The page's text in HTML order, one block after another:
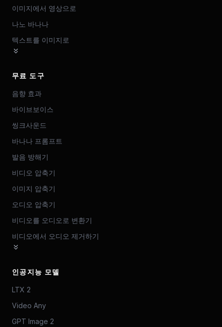
이미지에서 영상으로
나노 바나나
텍스트를 이미지로
무료 도구
음향 효과
바이브보이스
씽크사운드
바나나 프롬프트
발음 방해기
비디오 압축기
이미지 압축기
오디오 압축기
비디오를 오디오로 변환기
비디오에서 오디오 제거하기
인공지능 모델
LTX 2
Video Any
GPT Image 2